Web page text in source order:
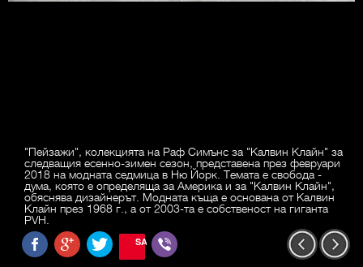
"Пейзажи", колекцията на Раф Симънс за "Калвин Клайн" за
следващия есенно-зимен сезон, представена през февруари
2018 на модната седмица в Ню Йорк. Темата е свобода -
дума, която е определяща за Америка и за "Калвин Клайн",
обяснява дизайнерът. Модната къща е основана от Калвин
Клайн през 1968 г., а от 2003-та е собственост на гиганта
PVH.
SAVE